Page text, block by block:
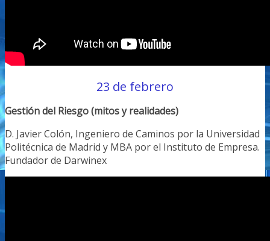
23 de febrero
Gestión del Riesgo (mitos y realidades)
D. Javier Colón, Ingeniero de Caminos por la Universidad
Politécnica de Madrid y MBA por el Instituto de Empresa.
Fundador de Darwinex